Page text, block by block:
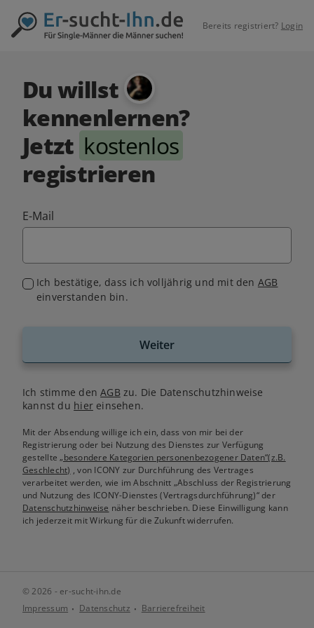
Bereits registriert? Login
Du willst
kennenlernen?
Jetzt kostenlos
registrieren
E-Mail
Ich bestätige, dass ich volljährig und mit den AGB
einverstanden bin.
Weiter
Ich stimme denAGB zu. Die Datenschutzhinweise
kannst du hiereinsehen.
Mit der Absendung willige ich ein, dass von mir bei der
Registrierung oder bei Nutzung des Dienstes zur Verfügung
gestellte„besondere Kategorien personenbezogener Daten“(z.B.
Geschlecht) , von ICONY zur Durchführung des Vertrages
verarbeitet werden, wie im Abschnitt „Abschluss der Registrierung
und Nutzung des ICONY-Dienstes (Vertragsdurchführung)“ der
Datenschutzhinweise näher beschrieben. Diese Einwilligung kann
ich jederzeit mit Wirkung für die Zukunft widerrufen.
© 2026 - er-sucht-ihn.de
Impressum
Datenschutz Barrierefreiheit